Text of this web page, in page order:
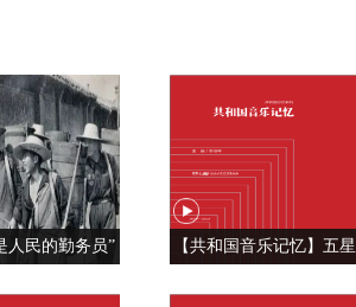
人民的勤务员”
【共和国音乐记忆】五星